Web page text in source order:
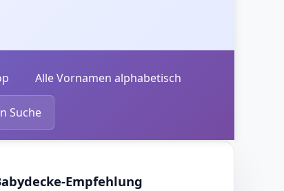
Alle Vornamen alphabetisch
Suche
Empfehlung